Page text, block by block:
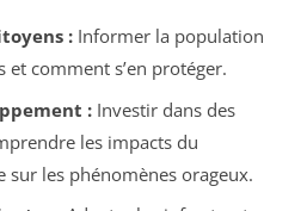
:Informer la population
et comment s’en protéger.
:Investir dans des
les impacts du
sur les phénomènes orageux.